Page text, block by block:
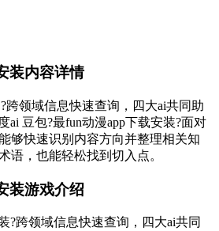
装内容详情
跨领域信息快速查询，四大ai共同助
ai 豆包?最fun动漫app下载安装?面对
够快速识别内容方向并整理相关知
语，也能轻松找到切入点。
装游戏介绍
?跨领域信息快速查询，四大ai共同